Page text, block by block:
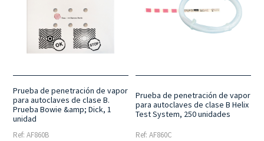
Prueba de penetración de vapor
para autoclaves de clase B.
Prueba Bowie &amp; Dick, 1
unidad
Ref: AF860B
Prueba de penetración de vapor
para autoclaves de clase B Helix
Test System, 250 unidades
Ref: AF860C